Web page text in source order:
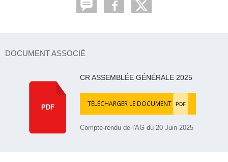
DOCUMENT ASSOCIÉ
PDF
CR ASSEMBLÉE GÉNÉRALE 2025
TÉLÉCHARGER LE DOCUMENT PDF
Compte-rendu de l'AG du 20 Juin 2025